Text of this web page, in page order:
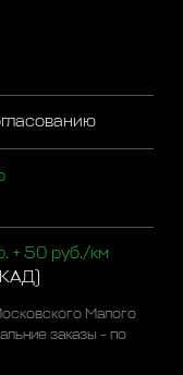
+ 50 руб./км
Малого
заказы - по